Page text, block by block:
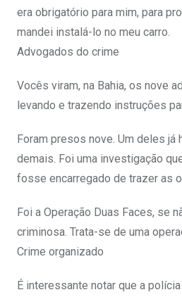
era obrigatório para mim, para
mandei instalá-lo no meu carro.
Advogados do crime
Vocês viram, na Bahia, os nove
levando e trazendo instruções
Foram presos nove. Um deles
demais. Foi uma investigação
fosse encarregado de trazer as
Foi a Operação Duas Faces, se
criminosa. Trata-se de uma
Crime organizado
É interessante notar que a